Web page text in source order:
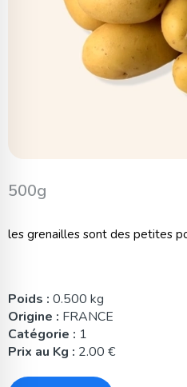
500g
les grenailles sont des petites
Poids : 0.500 kg
Origine : FRANCE
Catégorie : 1
Prix au Kg : 2.00 €